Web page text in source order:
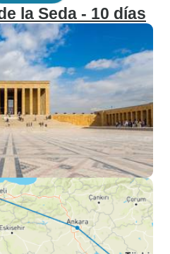
la Seda - 10 días